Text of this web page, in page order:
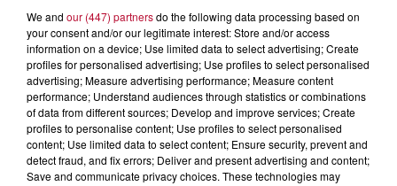
RADIO INFOS PODCAST
TOP INDÉ CKOI CE TITRE ? SORTIR
JEUX PUBLICITÉ CONTACT
We and our (447) partnersdo the following data processing based on
your consent and/or our legitimate interest: Store and/or access
information on a device; Use limited data to select advertising; Create
profiles for personalised advertising; Use profiles to select personalised
advertising; Measure advertising performance; Measure content
performance; Understand audiences through statistics or combinations
of data from different sources; Develop and improve services; Create
profiles to personalise content; Use profiles to select personalised
content; Use limited data to select content; Ensure security, prevent and
detect fraud, and fix errors; Deliver and present advertising and content;
Save and communicate privacy choices. These technologies may